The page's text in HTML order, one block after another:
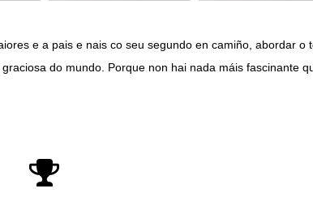
e a pais e nais co seu segundo en camiño, abordar o
do mundo. Porque non hai nada máis fascinante